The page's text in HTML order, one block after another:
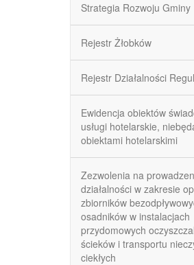
Strategia Rozwoju Gminy
Rejestr Żłobków
Rejestr Działalności
Ewidencja obiektów
usługi hotelarskie,
obiektami hotelarskimi
Zezwolenia na
działalności w zakresie
zbiorników
osadników w instalacjach
przydomowych
ścieków i transportu
ciekłych